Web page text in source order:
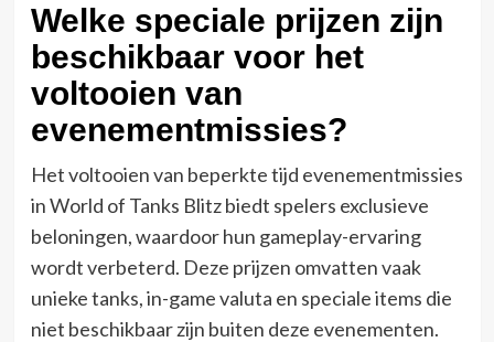
Welke speciale prijzen zijn
beschikbaar voor het
voltooien van
evenementmissies?
Het voltooien van beperkte tijd evenementmissies
in World of Tanks Blitz biedt spelers exclusieve
beloningen, waardoor hun gameplay-ervaring
wordt verbeterd. Deze prijzen omvatten vaak
unieke tanks, in-game valuta en speciale items die
niet beschikbaar zijn buiten deze evenementen.